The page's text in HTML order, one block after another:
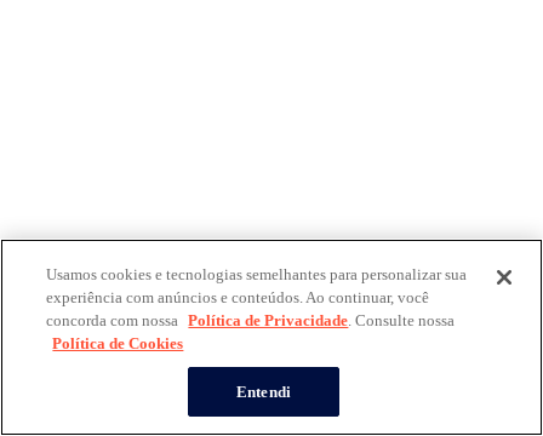
Usamos cookies e tecnologias semelhantes para personalizar sua
experiência com anúncios e conteúdos. Ao continuar, você
concorda com nossa Política de Privacidade. Consulte nossa
Política de Cookies
Entendi